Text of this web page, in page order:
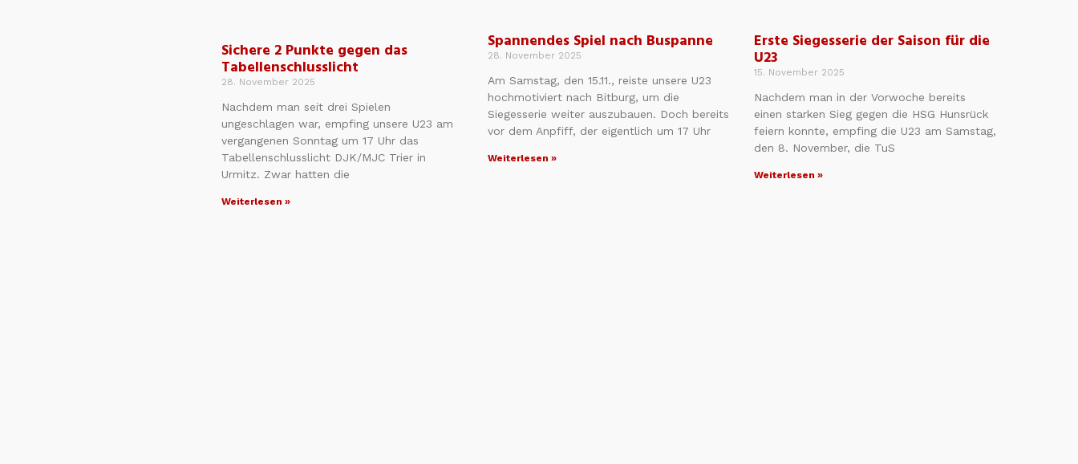
Sichere 2 Punkte gegen das
Tabellenschlusslicht
28. November 2025
Nachdem man seit drei Spielen
ungeschlagen war, empfing unsere U23 am
vergangenen Sonntag um 17 Uhr das
Tabellenschlusslicht DJK/MJC Trier in
Urmitz. Zwar hatten die
Weiterlesen »
Spannendes Spiel nach Buspanne
28. November 2025
Am Samstag, den 15.11., reiste unsere U23
hochmotiviert nach Bitburg, um die
Siegesserie weiter auszubauen. Doch bereits
vor dem Anpfiff, der eigentlich um 17 Uhr
Weiterlesen »
Erste Siegesserie der Saison für die
U23
15. November 2025
Nachdem man in der Vorwoche bereits
einen starken Sieg gegen die HSG Hunsrück
feiern konnte, empfing die U23 am Samstag,
den 8. November, die TuS
Weiterlesen »